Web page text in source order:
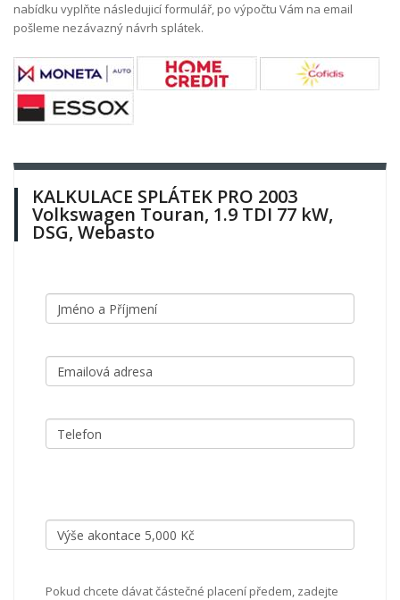
nabídku vyplňte následujicí formulář, po výpočtu Vám na email
pošleme nezávazný návrh splátek.
KALKULACE SPLÁTEK PRO 2003
Volkswagen Touran, 1.9 TDI 77 kW,
DSG, Webasto
Pokud chcete dávat částečné placení předem, zadejte